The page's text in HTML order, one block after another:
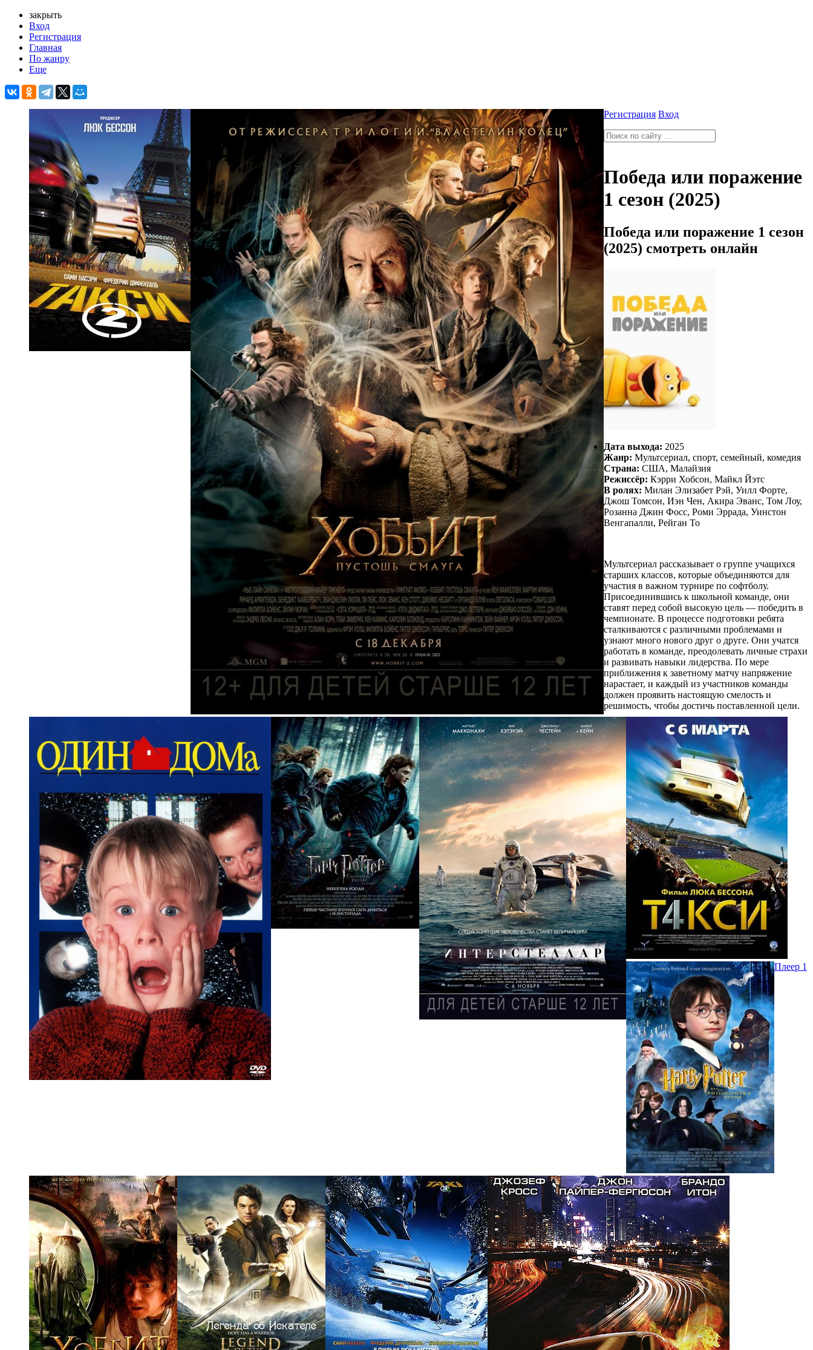
закрыть
Вход
Регистрация
Главная
По жанру
Еще
Регистрация Вход
Победа или поражение
1 сезон (2025)
Победа или поражение 1 сезон
(2025) смотреть онлайн
Дата выхода: 2025
Жанр: Мультсериал, спорт, семейный, комедия
Страна: США, Малайзия
Режиссёр: Кэрри Хобсон, Майкл Йэтс
В ролях: Милан Элизабет Рэй, Уилл Форте,
Джош Томсон, Иэн Чен, Акира Эванс, Том Лоу,
Розанна Джин Фосс, Роми Эррада, Уинстон
Венгапалли, Рейган То
Мультсериал рассказывает о группе учащихся
старших классов, которые объединяются для
участия в важном турнире по софтболу.
Присоединившись к школьной команде, они
ставят перед собой высокую цель — победить в
чемпионате. В процессе подготовки ребята
сталкиваются с различными проблемами и
узнают много нового друг о друге. Они учатся
работать в команде, преодолевать личные страхи
и развивать навыки лидерства. По мере
приближения к заветному матчу напряжение
нарастает, и каждый из участников команды
должен проявить настоящую смелость и
решимость, чтобы достичь поставленной цели.
Плеер 1